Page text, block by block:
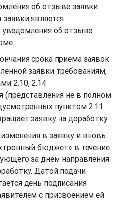
об отзыве заявки.
является
уведомления об отзыве
срока приема заявок
заявки требованиям,
2.10, 2.14
(представления не в полном
пунктом 2.11
заявку на доработку.
в заявку и вновь
бюджет» в течение
за днем направления
Датой подачи
день подписания
с присвоением ей